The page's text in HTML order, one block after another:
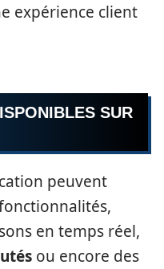
expérience client
SUR
peuvent
en temps réel,
ou encore des